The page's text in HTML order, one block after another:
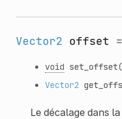
Vector2 offset =
void set_offset
Vector2
Le décalage dans